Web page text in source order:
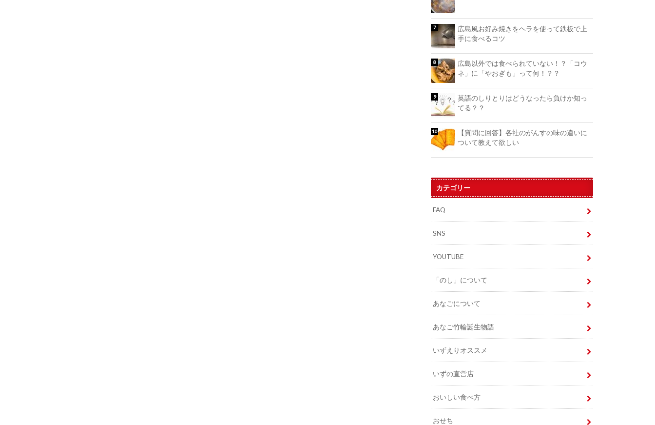
広島風お好み焼きをヘラを使って鉄板で上
手に食べるコツ
広島以外では食べられていない！？「コウ
ネ」に「やおぎも」って何！？？
英語のしりとりはどうなったら負けか知っ
てる？？
【質問に回答】各社のがんすの味の違いに
ついて教えて欲しい
カテゴリー
FAQ
SNS
YOUTUBE
「のし」について
あなごについて
あなご竹輪誕生物語
いずえりオススメ
いずの直営店
おいしい食べ方
おせち